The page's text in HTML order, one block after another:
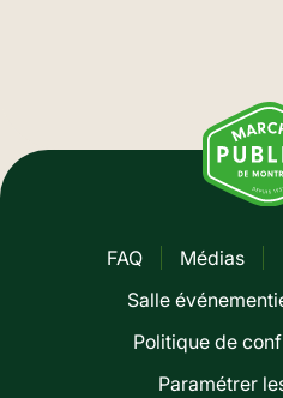
FAQ Médias
Salle
Politique de
Paramétrer